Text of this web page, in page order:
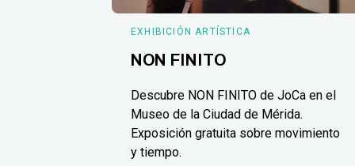
EXHIBICIÓN ARTÍSTICA
NON FINITO
Descubre NON FINITO de JoCa en el
Museo de la Ciudad de Mérida.
Exposición gratuita sobre movimiento
y tiempo.